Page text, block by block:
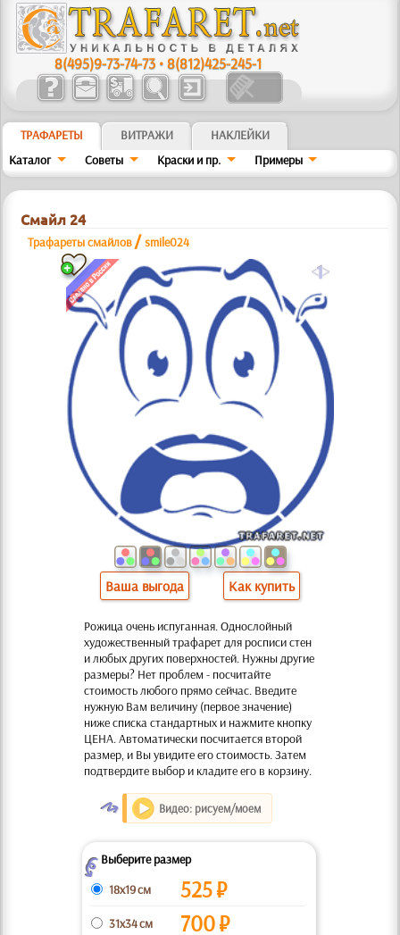
8(495)9-73-74-73 •8(812)425-245-1
ТРАФАРЕТЫ ВИТРАЖИ
НАКЛЕЙКИ
Каталог
Советы Краски и пр. Примеры
Смайл 24
Трафареты смайлов /smile024
a
Ваша выгода Как купить
Рожица очень испуганная. Однослойный
художественный трафарет для росписи стен
и любых других поверхностей. Нужны другие
размеры? Нет проблем - посчитайте
стоимость любого прямо сейчас. Введите
нужную Вам величину (первое значение)
ниже списка стандартных и нажмите кнопку
ЦЕНА. Автоматически посчитается второй
размер, и Вы увидите его стоимость. Затем
подтвердите выбор и кладите его в корзину.
O Видео: рисуем/моем
ZВыберите размер
18x19 см
525₽
31x34 см 700₽